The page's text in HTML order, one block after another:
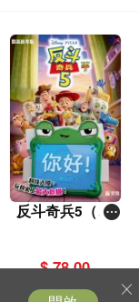
反斗奇兵5（圖
$ 78.00